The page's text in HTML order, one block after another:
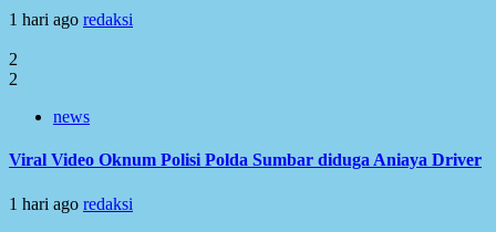
1 hari ago redaksi
2
2
news
Viral Video Oknum Polisi Polda Sumbar diduga Aniaya Driver
1 hari ago redaksi